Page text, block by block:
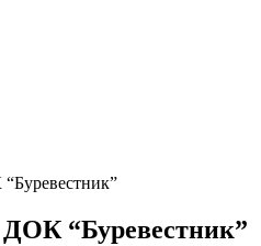
“Буревестник”